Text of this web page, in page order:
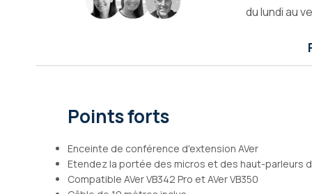
du lundi au
Points forts
Enceinte de conférence d'extension AVer
Etendez la portée des micros et des haut-parleurs
Compatible AVer VB342 Pro et AVer VB350